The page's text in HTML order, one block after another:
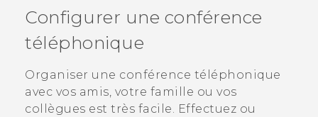
VIVERSE
ASSISTANCE
Appareils HTC & Accessoires
Connexion
Configurer une conférence
téléphonique
Organiser une conférence téléphonique
avec vos amis, votre famille ou vos
collègues est très facile. Effectuez ou